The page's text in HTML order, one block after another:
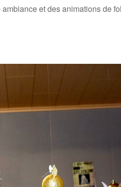
et des animations de